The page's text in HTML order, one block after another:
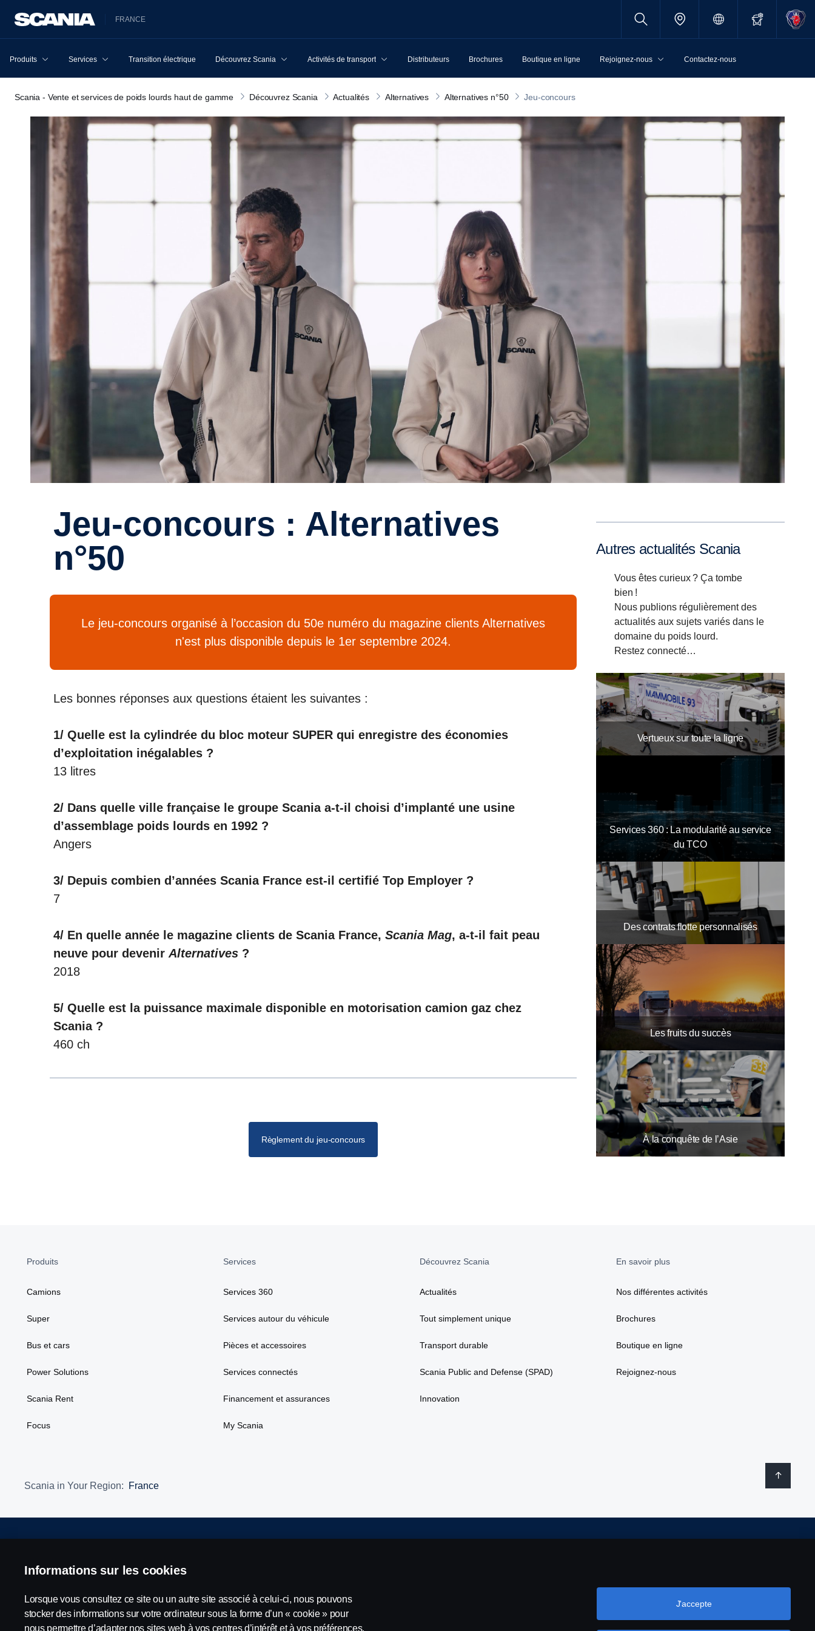
FRANCE
Produits Services Transition électrique Découvrez Scania Activités de transport Distributeurs Brochures Boutique en ligne Rejoignez-nous Contactez-nous
Scania - Vente et services de poids lourds haut de gamme Découvrez Scania Actualités Alternatives Alternatives n°50 Jeu-concours
Jeu-concours : Alternatives
n°50
Le jeu-concours organisé à l’occasion du 50e numéro du magazine clients Alternatives
n'est plus disponible depuis le 1er septembre 2024.
Les bonnes réponses aux questions étaient les suivantes :
1/ Quelle est la cylindrée du bloc moteur SUPER qui enregistre des économies
d’exploitation inégalables ?
13 litres
2/ Dans quelle ville française le groupe Scania a-t-il choisi d’implanté une usine
d’assemblage poids lourds en 1992 ?
Angers
3/ Depuis combien d’années Scania France est-il certifié Top Employer ?
7
4/ En quelle année le magazine clients de Scania France, Scania Mag, a-t-il fait peau
neuve pour devenir Alternatives ?
2018
5/ Quelle est la puissance maximale disponible en motorisation camion gaz chez
Scania ?
460 ch
Règlement du jeu-concours
Autres actualités Scania
Vous êtes curieux ? Ça tombe
bien !
Nous publions régulièrement des
actualités aux sujets variés dans le
domaine du poids lourd.
Restez connecté…
Vertueux sur toute la ligne
Services 360 : La modularité au service
du TCO
Des contrats flotte personnalisés
Les fruits du succès
À la conquête de l’Asie
Produits
Camions
Super
Bus et cars
Power Solutions
Scania Rent
Focus
Services
Services 360
Services autour du véhicule
Pièces et accessoires
Services connectés
Financement et assurances
My Scania
Découvrez Scania
Actualités
Tout simplement unique
Transport durable
Scania Public and Defense (SPAD)
Innovation
En savoir plus
Nos différentes activités
Brochures
Boutique en ligne
Rejoignez-nous
Scania in Your Region: France
© Copyright Scania 2026 Tous droits réservés. Scania France SAS, 11 allée du Président Chirac, 49100 Angers, France, Tél. : +33 (0)2 41 41 33 33
Informations sur les cookies
Lorsque vous consultez ce site ou un autre site associé à celui-ci, nous pouvons
stocker des informations sur votre ordinateur sous la forme d’un « cookie » pour
nous permettre d’adapter nos sites web à vos centres d’intérêt et à vos préférences.
J'accepte